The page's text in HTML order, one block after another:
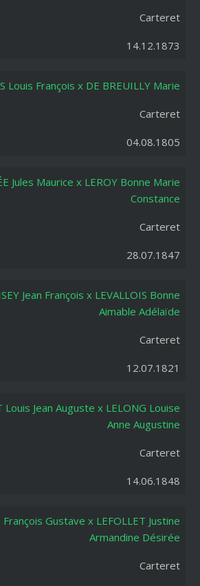
Carteret
14.12.1873
Louis François x DE BREUILLY Marie
Carteret
04.08.1805
Jules Maurice x LEROY Bonne Marie
Constance
Carteret
28.07.1847
Jean François x LEVALLOIS Bonne
Aimable Adélaïde
Carteret
12.07.1821
Louis Jean Auguste x LELONG Louise
Anne Augustine
Carteret
14.06.1848
François Gustave x LEFOLLET Justine
Armandine Désirée
Carteret